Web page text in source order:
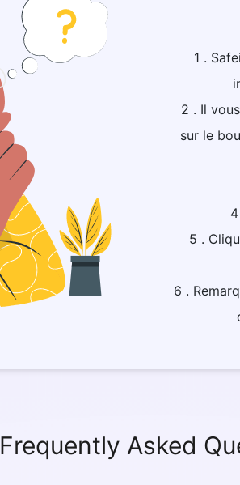
1 .
2 . Il
sur le
5 .
6 .
Frequently Asked